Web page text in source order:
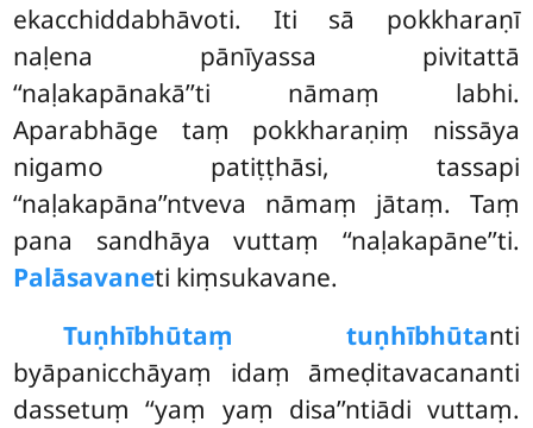
ekacchiddabhāvoti. Iti sā pokkharaṇī
naḷena pānīyassa pivitattā
‘‘naḷakapānakā’’ti nāmaṃ labhi.
Aparabhāge taṃ pokkharaṇiṃ nissāya
nigamo patiṭṭhāsi, tassapi
‘‘naḷakapāna’’ntveva nāmaṃ jātaṃ. Taṃ
pana sandhāya vuttaṃ ‘‘naḷakapāne’’ti.
Palāsavaneti kiṃsukavane.
Tuṇhībhūtaṃ tuṇhībhūtanti
byāpanicchāyaṃ idaṃ āmeḍitavacananti
dassetuṃ ‘‘yaṃ yaṃ disa’’ntiādi vuttaṃ.